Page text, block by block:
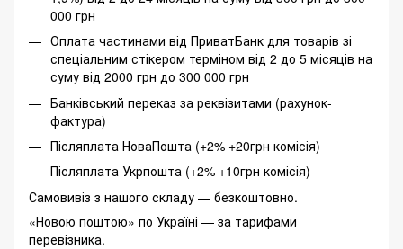
000 грн
Оплата частинами від ПриватБанк для товарів зі
спеціальним стікером терміном від 2 до 5 місяців на
суму від 2000 грн до 300 000 грн
Банківський переказ за реквізитами (рахунок-
фактура)
Післяплата НоваПошта (+2% +20грн комісія)
Післяплата Укрпошта (+2% +10грн комісія)
Самовивіз з нашого складу — безкоштовно.
«Новою поштою» по Україні — за тарифами
перевізника.